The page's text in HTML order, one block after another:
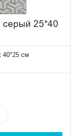
серый 25*40
40*25 см